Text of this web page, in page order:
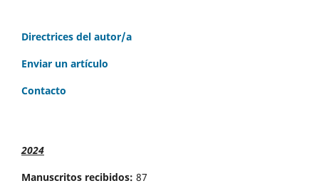
Directrices del autor/a
Enviar un artículo
Contacto
2024
Manuscritos recibidos: 87